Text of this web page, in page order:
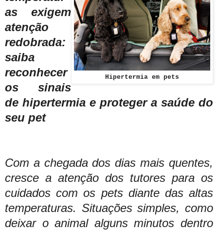
Hipertermia em pets
as exigem
atenção
redobrada:
saiba
reconhecer
os sinais
de hipertermia e proteger a saúde do
seu pet
Com a chegada dos dias mais quentes,
cresce a atenção dos tutores para os
cuidados com os pets diante das altas
temperaturas. Situações simples, como
deixar o animal alguns minutos dentro